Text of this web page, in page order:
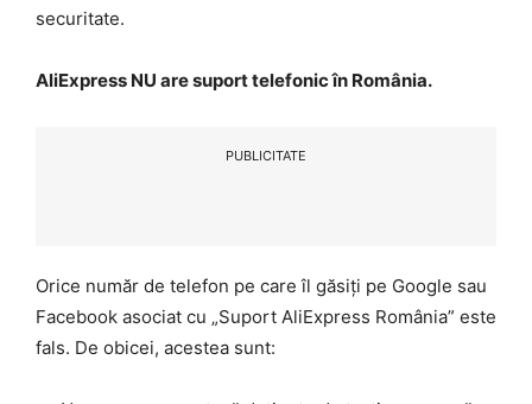
securitate.
AliExpress NU are suport telefonic în România.
PUBLICITATE
Orice număr de telefon pe care îl găsiți pe Google sau
Facebook asociat cu „Suport AliExpress România” este
fals. De obicei, acestea sunt: